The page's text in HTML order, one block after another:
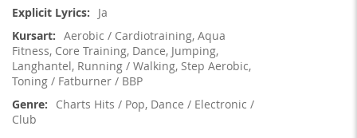
Ja
Aerobic / Cardiotraining, Aqua
Fitness, Core Training, Dance, Jumping,
Langhantel, Running / Walking, Step Aerobic,
Toning / Fatburner / BBP
Charts Hits / Pop, Dance / Electronic /
Club